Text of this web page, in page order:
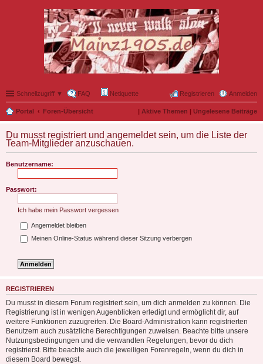
Schnellzugriff ▼ FAQ Netiquette Anmelden
Registrieren
Portal Foren-Übersicht | Aktive Themen | Ungelesene Beiträge
Du musst registriert und angemeldet sein, um die Liste der
Team-Mitglieder anzuschauen.
Benutzername:
Passwort:
Ich habe mein Passwort vergessen
Angemeldet bleiben
Meinen Online-Status während dieser Sitzung verbergen
REGISTRIEREN
Du musst in diesem Forum registriert sein, um dich anmelden zu können. Die
Registrierung ist in wenigen Augenblicken erledigt und ermöglicht dir, auf
weitere Funktionen zuzugreifen. Die Board-Administration kann registrierten
Benutzern auch zusätzliche Berechtigungen zuweisen. Beachte bitte unsere
Nutzungsbedingungen und die verwandten Regelungen, bevor du dich
registrierst. Bitte beachte auch die jeweiligen Forenregeln, wenn du dich in
diesem Board bewegst.